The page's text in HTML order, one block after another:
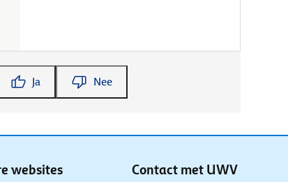
Ja Nee
websites Contact met UWV